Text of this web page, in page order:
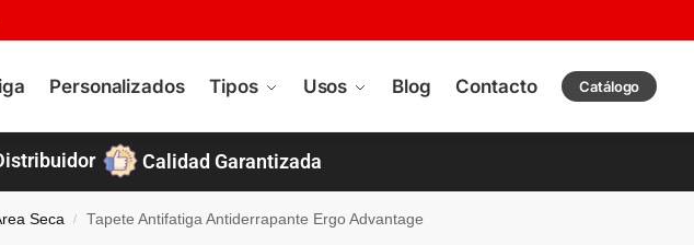
Personalizados Tipos Usos Blog Contacto Catálogo
Calidad Garantizada
Seca / Tapete Antifatiga Antiderrapante Ergo Advantage